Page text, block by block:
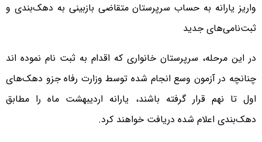
واریز یارانه به حساب سرپرستان متقاضی بازبینی به دهک‌بندی و
ثبت‌نامی‌های جدید
در این مرحله، سرپرستان خانواری که اقدام به ثبت نام نموده اند
چنانچه در آزمون وسع انجام شده توسط وزارت رفاه جزو دهک‌های
اول تا نهم قرار گرفته باشند، یارانه اردیبهشت ماه را مطابق
دهک‌بندی اعلام شده دریافت خواهند کرد.